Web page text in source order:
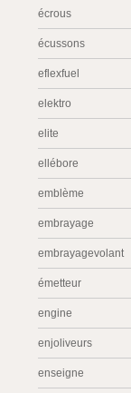
écrous
écussons
eflexfuel
elektro
elite
ellébore
emblème
embrayage
embrayagevolant
émetteur
engine
enjoliveurs
enseigne